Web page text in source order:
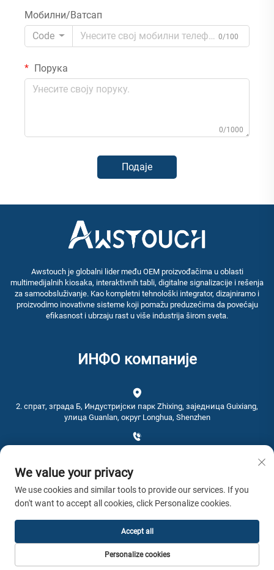
Мобилни/Ватсап
Code
0/100
Порука
0/1000
Подаје
Awstouch je globalni lider među OEM proizvođačima u oblasti
multimedijalnih kiosaka, interaktivnih tabli, digitalne signalizacije i rešenja
za samoobsluživanje. Kao kompletni tehnološki integrator, dizajniramo i
proizvodimo inovativne sisteme koji pomažu preduzećima da povećaju
efikasnost i ubrzaju rast u više industrija širom sveta.
ИНФО компаније
2. спрат, зграда Б, Индустријски парк Zhixing, заједница Guixiang,
улица Guanlan, округ Longhua, Shenzhen
[email protected]
Ауторска права © 2026 АВСТОУЧ Сва права задржана. - Политике
приватности
We value your privacy
We use cookies and similar tools to provide our services. If you
don't want to accept all cookies, click Personalize cookies.
Personalize cookies
Accept all